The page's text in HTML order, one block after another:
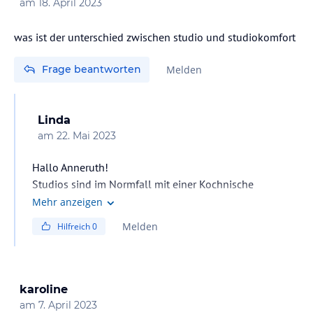
am 18. April 2023
was ist der unterschied zwischen studio und studiokomfort
Frage beantworten Melden
Linda
am 22. Mai 2023
Hallo Anneruth!
Studios sind im Normfall mit einer Kochnische
ausgestattet. Die hat, glaube ich, jedes Zimmer in
Annehmlichkeiten als ein Standardzimmer.
Mehr anzeigen
Hilfreich0 Melden
karoline
am 7. April 2023